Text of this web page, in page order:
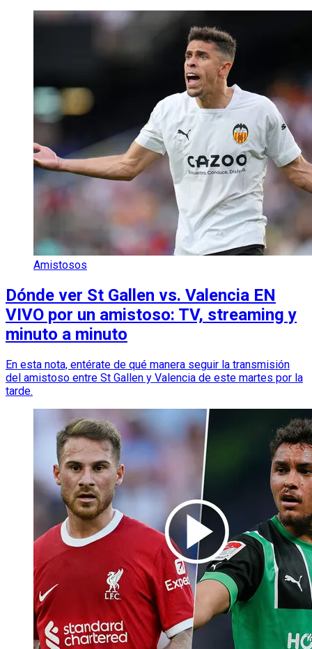
Amistosos
Dónde ver St Gallen vs. Valencia EN
VIVO por un amistoso: TV, streaming y
minuto a minuto
En esta nota, entérate de qué manera seguir la transmisión
del amistoso entre St Gallen y Valencia de este martes por la
tarde.